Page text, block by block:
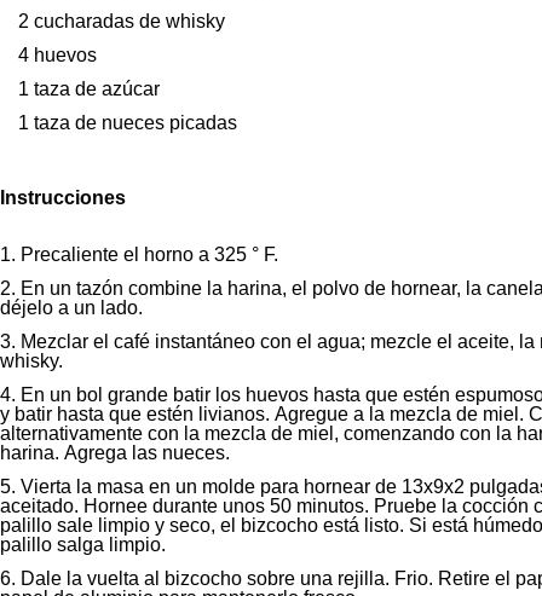
2 cucharadas de whisky
4 huevos
1 taza de azúcar
1 taza de nueces picadas
Instrucciones
Precaliente el horno a 325 ° F.
En un tazón combine la harina, el polvo de hornear, la
déjelo a un lado.
Mezclar el café instantáneo con el agua; mezcle el aceite,
whisky.
En un bol grande batir los huevos hasta que estén
y batir hasta que estén livianos. Agregue a la mezcla de miel.
alternativamente con la mezcla de miel, comenzando con la
harina. Agrega las nueces.
Vierta la masa en un molde para hornear de 13x9x2
aceitado. Hornee durante unos 50 minutos. Pruebe la cocción
palillo sale limpio y seco, el bizcocho está listo. Si está
palillo salga limpio.
Dale la vuelta al bizcocho sobre una rejilla. Frio. Retire el